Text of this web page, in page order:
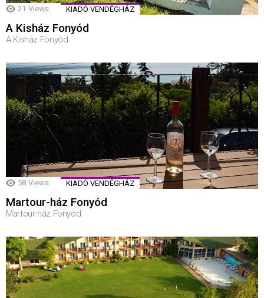
21 Views KIADÓ VENDÉGHÁZ
A Kisház Fonyód
A Kisház Fonyód
58 Views KIADÓ VENDÉGHÁZ
Martour-ház Fonyód
Martour-ház Fonyód